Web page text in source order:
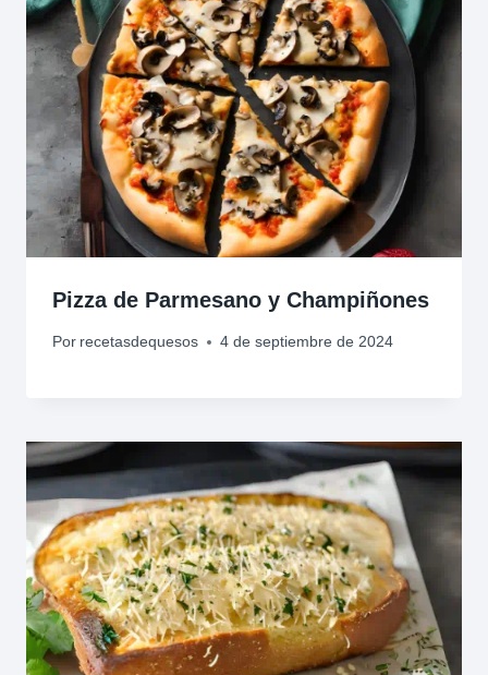
Pizza de Parmesano y Champiñones
Por recetasdequesos 4 de septiembre de 2024